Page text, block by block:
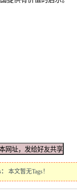
本文暂无Tags！